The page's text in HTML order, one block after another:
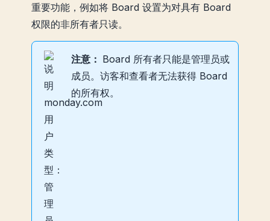
重要功能，例如将 Board 设置为对具有 Board
权限的非所有者只读。
注意： Board 所有者只能是管理员或
成员。访客和查看者无法获得 Board
的所有权。